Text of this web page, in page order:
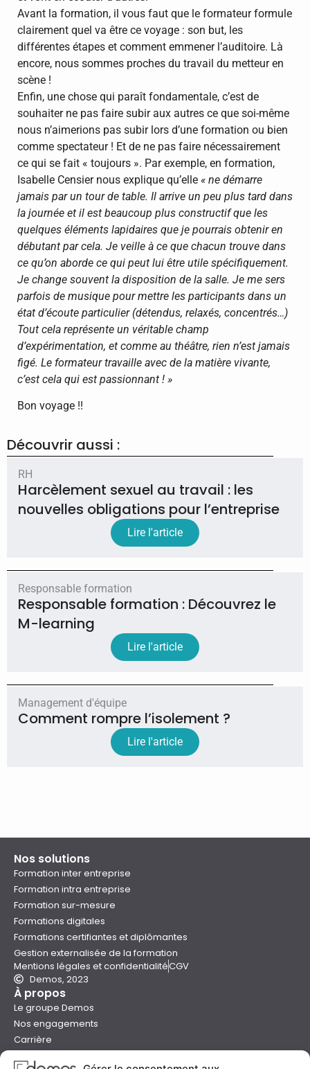
Découvrir aussi :
RH
Harcèlement sexuel au travail : les
nouvelles obligations pour l’entreprise
Lire l'article
Responsable formation
Responsable formation : Découvrez le
M-learning
Lire l'article
Management d'équipe
Comment rompre l’isolement ?
Lire l'article
Avant la formation, il vous faut que le formateur formule
clairement quel va être ce voyage : son but, les
différentes étapes et comment emmener l’auditoire. Là
encore, nous sommes proches du travail du metteur en
scène !
Enfin, une chose qui paraît fondamentale, c’est de
souhaiter ne pas faire subir aux autres ce que soi-même
nous n’aimerions pas subir lors d’une formation ou bien
comme spectateur ! Et de ne pas faire nécessairement
ce qui se fait « toujours ». Par exemple, en formation,
Isabelle Censier nous explique qu’elle « ne démarre
jamais par un tour de table. Il arrive un peu plus tard dans
la journée et il est beaucoup plus constructif que les
quelques éléments lapidaires que je pourrais obtenir en
débutant par cela. Je veille à ce que chacun trouve dans
ce qu’on aborde ce qui peut lui être utile spécifiquement.
Je change souvent la disposition de la salle. Je me sers
parfois de musique pour mettre les participants dans un
état d’écoute particulier (détendus, relaxés, concentrés…)
Tout cela représente un véritable champ
d’expérimentation, et comme au théâtre, rien n’est jamais
figé. Le formateur travaille avec de la matière vivante,
c’est cela qui est passionnant ! »
Bon voyage !!
Nos solutions
Formation inter entreprise
Formation intra entreprise
Formation sur-mesure
Formations digitales
Formations certifiantes et diplômantes
Gestion externalisée de la formation
Mentions légales et confidentialitéCGV
Demos, 2023
À propos
Le groupe Demos
Nos engagements
Carrière